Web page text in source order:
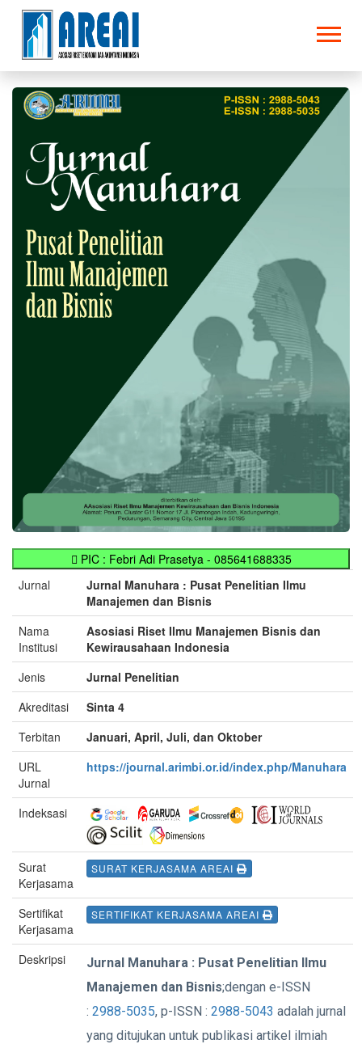
PIC : Febri Adi Prasetya - 085641688335
Jurnal
Jurnal Manuhara : Pusat Penelitian Ilmu
Manajemen dan Bisnis
Nama
Institusi
Asosiasi Riset Ilmu Manajemen Bisnis dan
Kewirausahaan Indonesia
Jenis
Jurnal Penelitian
Akreditasi
Sinta 4
Terbitan
Januari, April, Juli, dan Oktober
URL
Jurnal
https://journal.arimbi.or.id/index.php/Manuhara
Indeksasi
Surat
Kerjasama
SURAT KERJASAMA AREAI
Sertifikat
Kerjasama
SERTIFIKAT KERJASAMA AREAI
Deskripsi
Jurnal Manuhara : Pusat Penelitian Ilmu
Manajemen dan Bisnis;dengan e-ISSN
: 2988-5035, p-ISSN : 2988-5043 adalah jurnal
yang ditujukan untuk publikasi artikel ilmiah